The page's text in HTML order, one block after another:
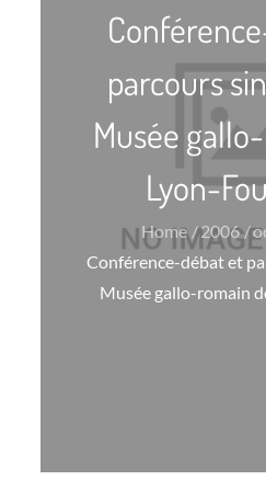
parcours
Musée
Lyon-
Home 2006
Conférence-débat et
Musée gallo-romain